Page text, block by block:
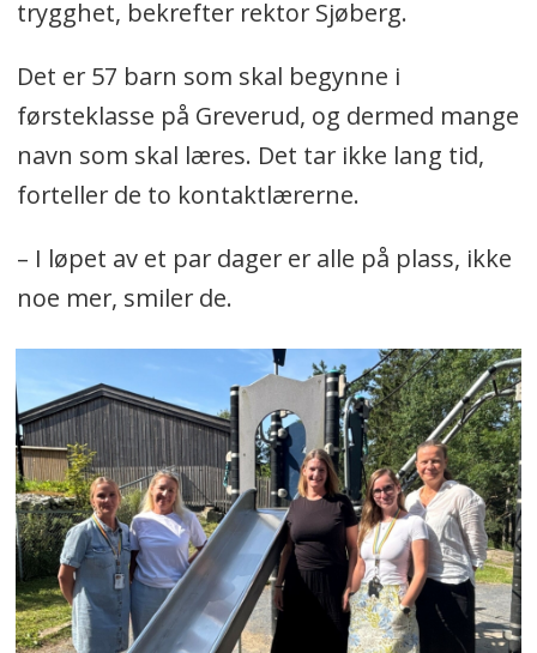
trygghet, bekrefter rektor Sjøberg.
Det er 57 barn som skal begynne i
førsteklasse på Greverud, og dermed mange
navn som skal læres. Det tar ikke lang tid,
forteller de to kontaktlærerne.
– I løpet av et par dager er alle på plass, ikke
noe mer, smiler de.